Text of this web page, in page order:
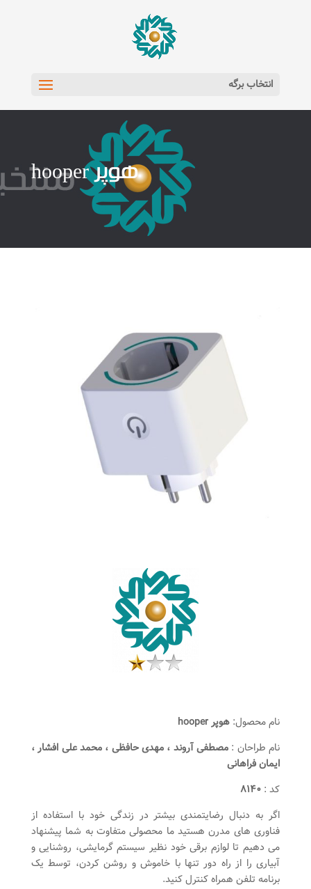
انتخاب برگه
هوپر hooper
نام محصول: هوپر hooper
نام طراحان : مصطفی آروند ، مهدی حافظی ، محمد علی افشار ،
ایمان فراهانی
کد : ۸۱۴۰
اگر به دنبال رضایتمندی بیشتر در زندگی خود با استفاده از
فناوری های مدرن هستید ما محصولی متفاوت به شما پیشنهاد
می دهیم تا لوازم برقی خود نظیر سیستم گرمایشی، روشنایی و
آبیاری را از راه دور تنها با خاموش و روشن کردن، توسط یک
برنامه تلفن همراه کنترل کنید.